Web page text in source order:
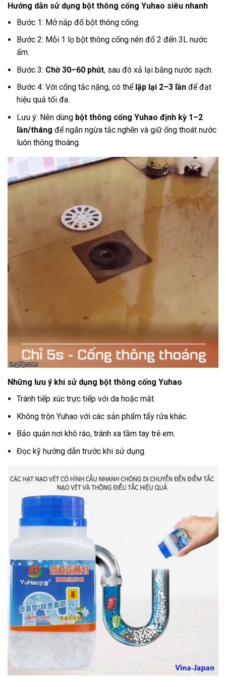
Hướng dẫn sử dụng bột thông cống Yuhao siêu nhanh
Bước 1: Mở nắp đổ bột thông cống.
Bước 2: Mỗi 1 lọ bột thông cống nên đổ 2 đến 3L nước
ấm.
Bước 3: Chờ 30–60 phút, sau đó xả lại bằng nước sạch.
Bước 4: Với cống tắc nặng, có thể lặp lại 2–3 lần để đạt
hiệu quả tối đa.
Lưu ý: Nên dùng bột thông cống Yuhao định kỳ 1–2
lần/tháng để ngăn ngừa tắc nghẽn và giữ ống thoát nước
luôn thông thoáng.
Những lưu ý khi sử dụng bột thông cống Yuhao
Tránh tiếp xúc trực tiếp với da hoặc mắt.
Không trộn Yuhao với các sản phẩm tẩy rửa khác.
Bảo quản nơi khô ráo, tránh xa tầm tay trẻ em.
Đọc kỹ hướng dẫn trước khi sử dụng.